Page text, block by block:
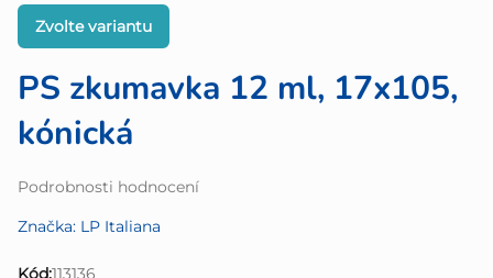
PS zkumavka 12 ml, 17x105,
kónická
Průměrné
produktu
Podrobnosti hodnocení
Značka: LP Italiana
Zvolte variantu